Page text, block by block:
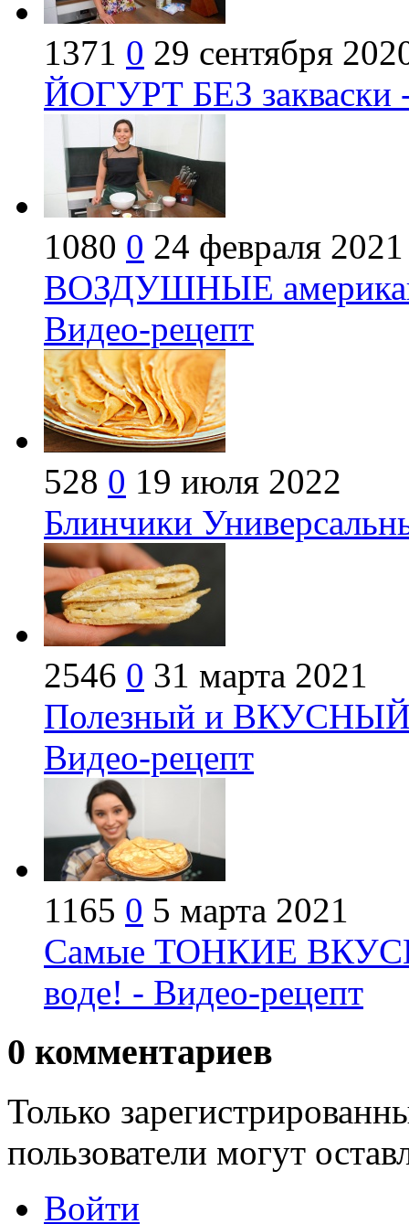
1371 0 29 сентября
ЙОГУРТ БЕЗ закваски
1080 0 24 февраля 2021
ВОЗДУШНЫЕ
Видео-рецепт
528 0 19 июля 2022
Блинчики
2546 0 31 марта 2021
Полезный и
Видео-рецепт
1165 0 5 марта 2021
Самые ТОНКИЕ
воде! - Видео-рецепт
0 комментариев
Только
пользователи могут
Войти